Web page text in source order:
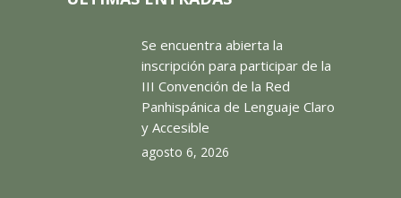
Se encuentra abierta la
inscripción para participar de la
III Convención de la Red
Panhispánica de Lenguaje Claro
y Accesible
agosto 6, 2026